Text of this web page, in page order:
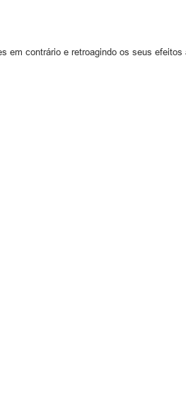
contrário e retroagindo os seus